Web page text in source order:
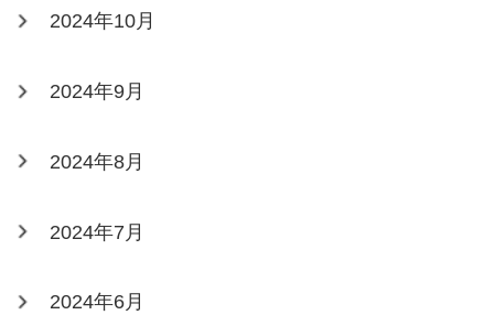
2024年10月
2024年9月
2024年8月
2024年7月
2024年6月